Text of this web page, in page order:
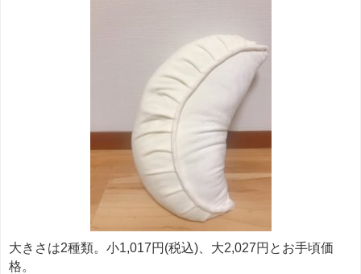
大きさは2種類。小1,017円(税込)、大2,027円とお手頃価
格。